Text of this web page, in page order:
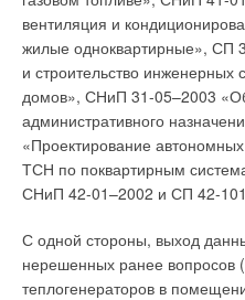
вентиляция и
жилые одноквартирные», СП
и строительство
домов», СНиП 31-05–2003
административного
«Проектирование
ТСН по поквартирным
СНиП 42-01–2002 и СП 42-
С одной стороны, выход
нерешенных ранее вопросов
теплогенераторов в